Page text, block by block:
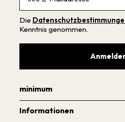
Die
Kenntnis genommen.
minimum
Informationen